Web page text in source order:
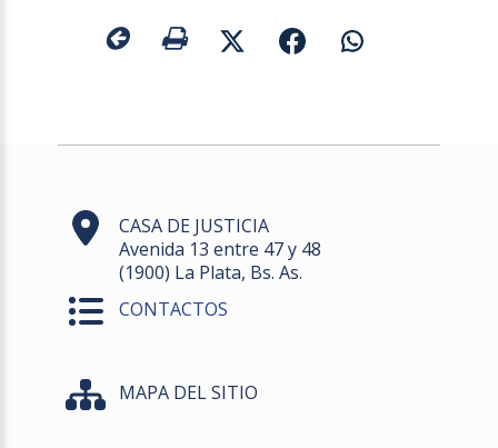
CASA DE JUSTICIA
Avenida 13 entre 47 y 48
(1900) La Plata, Bs. As.
CONTACTOS
MAPA DEL SITIO